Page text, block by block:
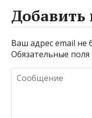
Ваш адрес email не
Обязательные